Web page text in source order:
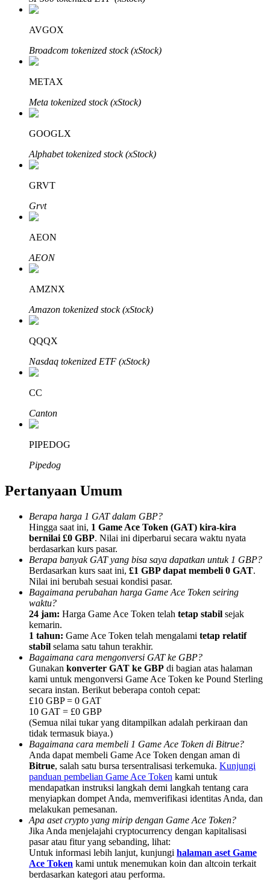
Investasi Otomatis
Pelajari tentang mendapatkan penghasilan pasif
Bitrue
Mitra Bitrue
Afiliasi Bitrue
Hingga 65% Komisi!
Referensi
Undang teman untuk mendapatkan imbalan tunai
BTC Welcome Rewards
BTC Welcome Rewards
Deposit & Trade BTC to Share 25000 USDT prize pool!
Deposit CASHCAT & Win
AVGOX
Broadcom tokenized stock (xStock)
METAX
Meta tokenized stock (xStock)
GOOGLX
Alphabet tokenized stock (xStock)
GRVT
Grvt
AEON
AEON
AMZNX
Amazon tokenized stock (xStock)
QQQX
Nasdaq tokenized ETF (xStock)
CC
Canton
PIPEDOG
Pipedog
Pertanyaan Umum
Berapa harga 1 GAT dalam GBP?
Hingga saat ini, 1 Game Ace Token (GAT) kira-kira
bernilai £0 GBP. Nilai ini diperbarui secara waktu nyata
berdasarkan kurs pasar.
Berapa banyak GAT yang bisa saya dapatkan untuk 1 GBP?
Berdasarkan kurs saat ini, £1 GBP dapat membeli 0 GAT.
Nilai ini berubah sesuai kondisi pasar.
Bagaimana perubahan harga Game Ace Token seiring
waktu?
24 jam: Harga Game Ace Token telah tetap stabil sejak
kemarin.
1 tahun: Game Ace Token telah mengalami tetap relatif
stabil selama satu tahun terakhir.
Bagaimana cara mengonversi GAT ke GBP?
Gunakan konverter GAT ke GBP di bagian atas halaman
kami untuk mengonversi Game Ace Token ke Pound Sterling
secara instan. Berikut beberapa contoh cepat:
£10 GBP = 0 GAT
10 GAT = £0 GBP
(Semua nilai tukar yang ditampilkan adalah perkiraan dan
tidak termasuk biaya.)
Bagaimana cara membeli 1 Game Ace Token di Bitrue?
Anda dapat membeli Game Ace Token dengan aman di
Bitrue, salah satu bursa tersentralisasi terkemuka. Kunjungi
panduan pembelian Game Ace Token kami untuk
mendapatkan instruksi langkah demi langkah tentang cara
menyiapkan dompet Anda, memverifikasi identitas Anda, dan
melakukan pemesanan.
Apa aset crypto yang mirip dengan Game Ace Token?
Jika Anda menjelajahi cryptocurrency dengan kapitalisasi
pasar atau fitur yang sebanding, lihat:
Untuk informasi lebih lanjut, kunjungi halaman aset Game
Ace Token kami untuk menemukan koin dan altcoin terkait
berdasarkan kategori atau performa.